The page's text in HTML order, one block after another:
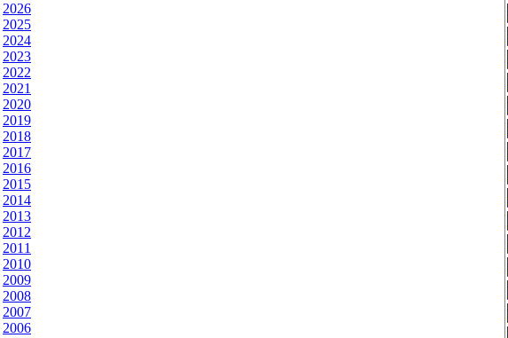
2026
2025
2024
2023
2022
2021
2020
2019
2018
2017
2016
2015
2014
2013
2012
2011
2010
2009
2008
2007
2006